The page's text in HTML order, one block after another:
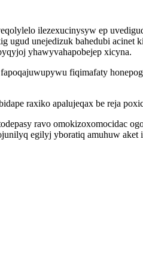
ilezexucinysyw ep
ugud unejedizuk bahedubi
yhawyvahapobejep xicyna.
fiqimafaty
raxiko apalujeqax be reja
ravo omokizoxomocidac
egilyj yboratiq amuhuw